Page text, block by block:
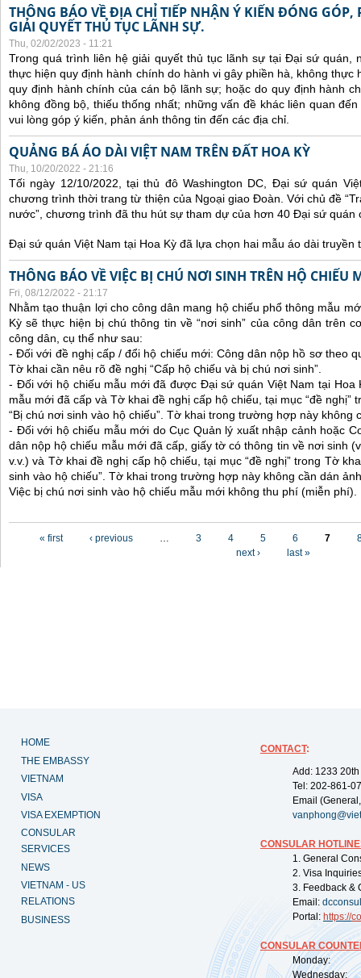
THÔNG BÁO VỀ ĐỊA CHỈ TIẾP NHẬN Ý KIẾN ĐÓNG GÓP,
GIẢI QUYẾT THỦ TỤC LÃNH SỰ.
Thu, 02/02/2023 - 11:21
Trong quá trình liên hệ giải quyết thủ tục lãnh sự tại Đại sứ quán,
thực hiện quy định hành chính do hành vi gây phiền hà, không thực
quy định hành chính của cán bộ lãnh sự; hoặc do quy định hành
không đồng bộ, thiếu thống nhất; những vấn đề khác liên quan
vui lòng góp ý kiến, phản ánh thông tin đến các địa chỉ.
QUẢNG BÁ ÁO DÀI VIỆT NAM TRÊN ĐẤT HOA KỲ
Thu, 10/20/2022 - 21:16
Tối ngày 12/10/2022, tại thủ đô Washington DC, Đại sứ quán
chương trình thời trang từ thiện của Ngoại giao Đoàn. Với chủ đề
nước”, chương trình đã thu hút sự tham dự của hơn 40 Đại sứ quán
Đại sứ quán Việt Nam tại Hoa Kỳ đã lựa chọn hai mẫu áo dài truyền
THÔNG BÁO VỀ VIỆC BỊ CHÚ NƠI SINH TRÊN HỘ CHIẾU
Fri, 08/12/2022 - 21:17
Nhằm tạo thuận lợi cho công dân mang hộ chiếu phổ thông mẫu
Kỳ sẽ thực hiện bị chú thông tin về “nơi sinh” của công dân trên
công dân, cụ thể như sau:
- Đối với đề nghị cấp / đổi hộ chiếu mới: Công dân nộp hồ sơ theo
Tờ khai cần nêu rõ đề nghị “Cấp hộ chiếu và bị chú nơi sinh”.
- Đối với hộ chiếu mẫu mới đã được Đại sứ quán Việt Nam tại Hoa
mẫu mới đã cấp và Tờ khai đề nghị cấp hộ chiếu, tại mục “đề nghị”
“Bị chú nơi sinh vào hộ chiếu”. Tờ khai trong trường hợp này không
- Đối với hộ chiếu mẫu mới do Cục Quản lý xuất nhập cảnh hoặc
dân nộp hộ chiếu mẫu mới đã cấp, giấy tờ có thông tin về nơi sinh
v.v.) và Tờ khai đề nghị cấp hộ chiếu, tại mục “đề nghị” trong Tờ
sinh vào hộ chiếu”. Tờ khai trong trường hợp này không cần dán
Việc bị chú nơi sinh vào hộ chiếu mẫu mới không thu phí (miễn phí).
« first ‹ previous … 3 4 5 6 7
next ›
last »
HOME
THE EMBASSY
VIETNAM
VISA
VISA EXEMPTION
CONSULAR
SERVICES
NEWS
VIETNAM - US
RELATIONS
BUSINESS
CONTACT:
Add: 1233
Tel: 202-861-
Email
CONSULAR
1. General
2. Visa
3. Feedback &
Email:
Portal: https://
CONSULAR
Monday:
Wednesday: